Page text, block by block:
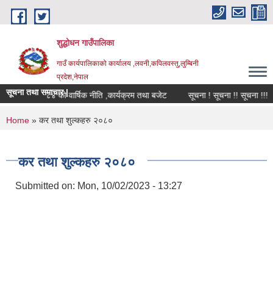
Skip to main content
शुद्धोधन गाउँपालिका
गाउँ कार्यपालिकाको कार्यालय ,लवनी,कपिलवस्तु,लुम्बिनी
प्रदेश,नेपाल
सूचना तथा समाचार |
आ.व.२०८३/८४ को वार्षिक नीति ,कार्यक्रम तथा बजेट सूचना ! सूचना !! सूचना !!!
You are here
Home » कर तथा शुल्कहरु २०८०
कर तथा शुल्कहरु २०८०
Submitted on: Mon, 10/02/2023 - 13:27